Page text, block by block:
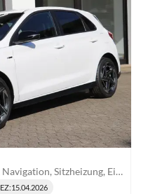
N Line 1.6 T-GDI DCT-Automatik Navigation, Sitzheizung, Einparkhilfe vorne
EZ:15.04.2026